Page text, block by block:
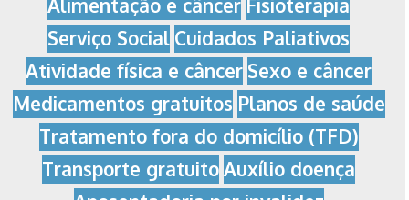
Alimentação e câncer Fisioterapia
Serviço Social Cuidados Paliativos
Atividade física e câncer Sexo e câncer
Medicamentos gratuitos Planos de saúde
Tratamento fora do domicílio (TFD)
Transporte gratuito Auxílio doença